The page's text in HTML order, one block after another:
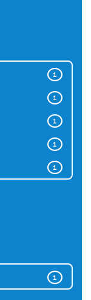
1
1
1
1
1
1